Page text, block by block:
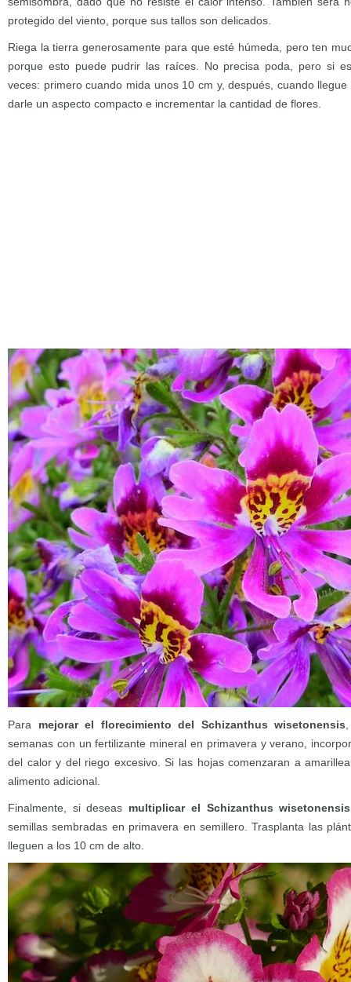
protegido del viento, porque sus tallos son delicados.
Riega la tierra generosamente para que esté húmeda, pero ten
porque esto puede pudrir las raíces. No precisa poda, pero si
veces: primero cuando mida unos 10 cm y, después, cuando
darle un aspecto compacto e incrementar la cantidad de flores.
Para mejorar el florecimiento del Schizanthus wisetonensis
semanas con un fertilizante mineral en primavera y verano,
del calor y del riego excesivo. Si las hojas comenzaran a
alimento adicional.
Finalmente, si deseas multiplicar el Schizanthus wisetonensis
semillas sembradas en primavera en semillero. Trasplanta las
lleguen a los 10 cm de alto.